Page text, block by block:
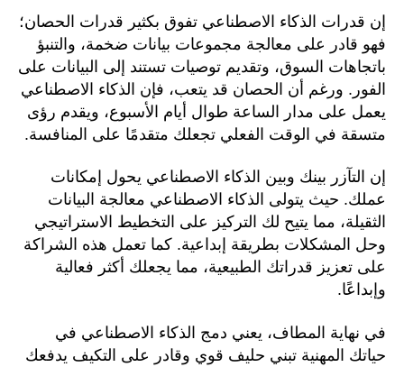
إن قدرات الذكاء الاصطناعي تفوق بكثير قدرات الحصان؛
فهو قادر على معالجة مجموعات بيانات ضخمة، والتنبؤ
باتجاهات السوق، وتقديم توصيات تستند إلى البيانات على
الفور. ورغم أن الحصان قد يتعب، فإن الذكاء الاصطناعي
يعمل على مدار الساعة طوال أيام الأسبوع، ويقدم رؤى
متسقة في الوقت الفعلي تجعلك متقدمًا على المنافسة.
إن التآزر بينك وبين الذكاء الاصطناعي يحول إمكانات
عملك. حيث يتولى الذكاء الاصطناعي معالجة البيانات
الثقيلة، مما يتيح لك التركيز على التخطيط الاستراتيجي
وحل المشكلات بطريقة إبداعية. كما تعمل هذه الشراكة
على تعزيز قدراتك الطبيعية، مما يجعلك أكثر فعالية
وإبداعًا.
في نهاية المطاف، يعني دمج الذكاء الاصطناعي في
حياتك المهنية تبني حليف قوي وقادر على التكيف يدفعك